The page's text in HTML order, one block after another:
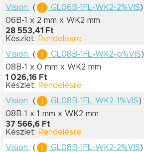
Vision
( GL06B-1FL-WK2-2%VIS)
06B-1 x 2 mm x WK2 mm
28 553,41 Ft
Készlet: Rendelésre
Vision
( GL08B-1FL-WK2-p%VIS)
08B-1 x 0 mm x WK2 mm
1 026,16 Ft
Készlet: Rendelésre
Vision
( GL08B-1FL-WK2-1%VIS)
08B-1 x 1 mm x WK2 mm
37 566,6 Ft
Készlet: Rendelésre
Vision
( GL08B-1FL-WK2-2%VIS)